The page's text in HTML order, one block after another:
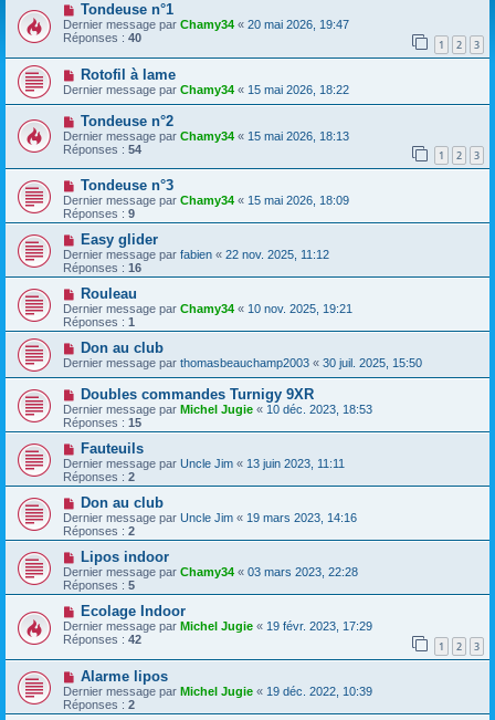
Tondeuse n°1
Dernier message par Chamy34 « 20 mai 2026, 19:47
Réponses : 40 1 2 3
Rotofil à lame
Dernier message par Chamy34 « 15 mai 2026, 18:22
Tondeuse n°2
Dernier message par Chamy34 « 15 mai 2026, 18:13
Réponses : 54 1 2 3
Tondeuse n°3
Dernier message par Chamy34 « 15 mai 2026, 18:09
Réponses : 9
Easy glider
Dernier message par fabien « 22 nov. 2025, 11:12
Réponses : 16
Rouleau
Dernier message par Chamy34 « 10 nov. 2025, 19:21
Réponses : 1
Don au club
Dernier message par thomasbeauchamp2003 « 30 juil. 2025, 15:50
Doubles commandes Turnigy 9XR
Dernier message par Michel Jugie « 10 déc. 2023, 18:53
Réponses : 15
Fauteuils
Dernier message par Uncle Jim « 13 juin 2023, 11:11
Réponses : 2
Don au club
Dernier message par Uncle Jim « 19 mars 2023, 14:16
Réponses : 2
Lipos indoor
Dernier message par Chamy34 « 03 mars 2023, 22:28
Réponses : 5
Ecolage Indoor
Dernier message par Michel Jugie « 19 févr. 2023, 17:29
Réponses : 42 1 2 3
Alarme lipos
Dernier message par Michel Jugie « 19 déc. 2022, 10:39
Réponses : 2